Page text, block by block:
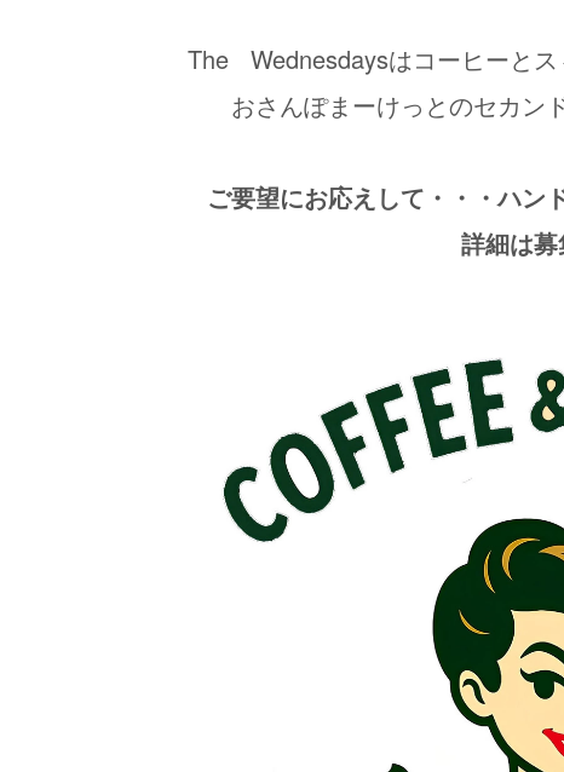
The Wednesdaysはコーヒーと
おさんぽまーけっとのセカン
ご要望にお応えして・・・ハン
詳細は